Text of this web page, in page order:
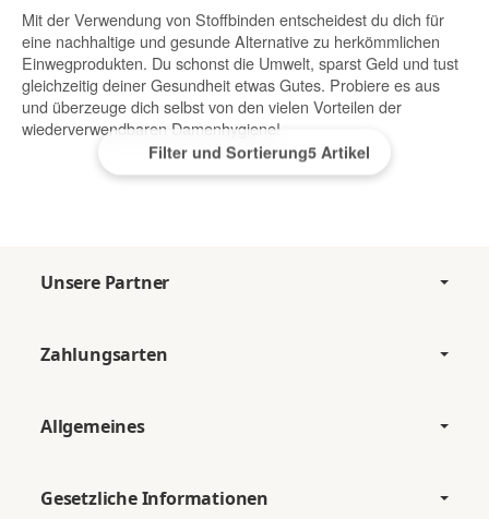
Filter und Sortierung5 Artikel
Mit der Verwendung von Stoffbinden entscheidest du dich für
eine nachhaltige und gesunde Alternative zu herkömmlichen
Einwegprodukten. Du schonst die Umwelt, sparst Geld und tust
gleichzeitig deiner Gesundheit etwas Gutes. Probiere es aus
und überzeuge dich selbst von den vielen Vorteilen der
wiederverwendbaren Damenhygiene!
Unsere Partner
Zahlungsarten
Allgemeines
Gesetzliche Informationen